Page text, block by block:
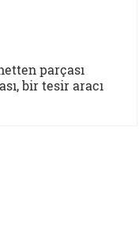
parçası
bir tesir aracı